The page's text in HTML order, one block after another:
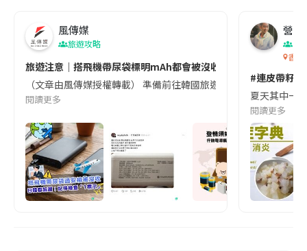
風傳媒
旅遊攻略
旅遊注意｜搭飛機帶尿袋標明mAh都會被沒收😱出發前切記檢查
（文章由風傳媒授權轉載） 準備前往韓國旅遊的民眾，近期要
閱讀更多
營養
香港
#連皮帶籽
夏天其中一
閱讀更多